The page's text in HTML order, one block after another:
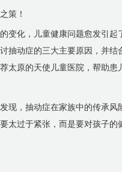
策！
变化，儿童健康问题愈发引
抽动症的三大主要原因，并
太原的天使儿童医院，帮助患
现，抽动症在家族中的传承
太过于紧张，而是要对孩子